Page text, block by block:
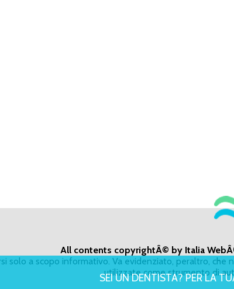
All contents copyrightÂ© by Italia
solo a scopo informativo. Va evidenziato, peraltro,
utilizzate come strumento di
SEI UN DENTISTA? PER LA